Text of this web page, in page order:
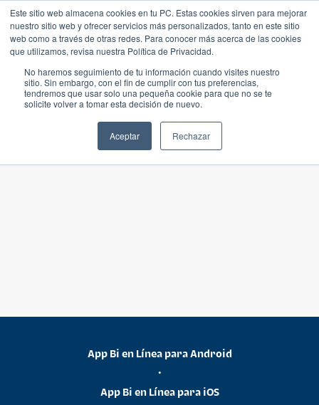
Este sitio web almacena cookies en tu PC. Estas cookies sirven para mejorar
nuestro sitio web y ofrecer servicios más personalizados, tanto en este sitio
web como a través de otras redes. Para conocer más acerca de las cookies
que utilizamos, revisa nuestra Política de Privacidad.
No haremos seguimiento de tu información cuando visites nuestro
sitio. Sin embargo, con el fin de cumplir con tus preferencias,
tendremos que usar solo una pequeña cookie para que no se te
solicite volver a tomar esta decisión de nuevo.
Aceptar Rechazar
App Bi en Línea para Android
•
App Bi en Línea para iOS